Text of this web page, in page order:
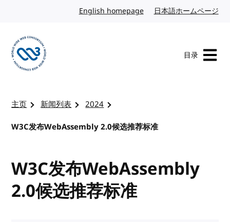
English homepage英文日本語ホームページ
目录
主页 新闻列表
2024
W3C发布WebAssembly 2.0候选推荐标准
W3C发布WebAssembly
2.0候选推荐标准